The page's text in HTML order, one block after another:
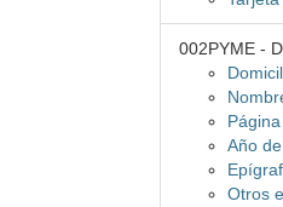
002PYME -
Año
Otros